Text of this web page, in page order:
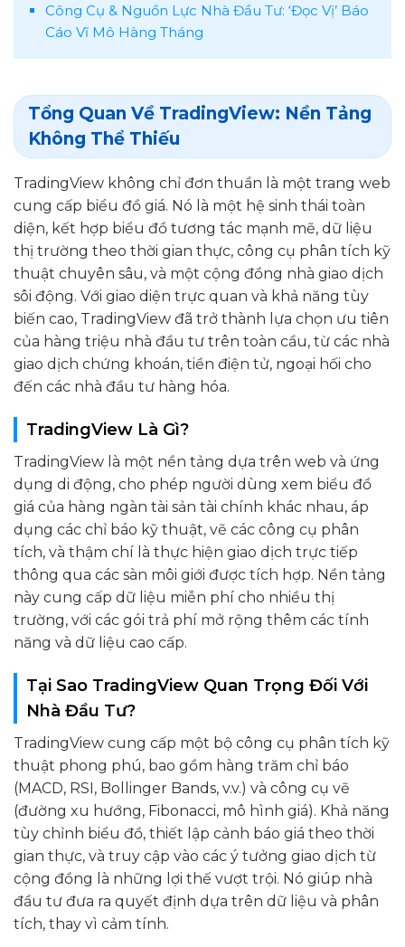
Công Cụ & Nguồn Lực Nhà Đầu Tư: ‘Đọc Vị’ Báo
Cáo Vĩ Mô Hàng Tháng
Tổng Quan Về TradingView: Nền Tảng
Không Thể Thiếu
TradingView không chỉ đơn thuần là một trang web
cung cấp biểu đồ giá. Nó là một hệ sinh thái toàn
diện, kết hợp biểu đồ tương tác mạnh mẽ, dữ liệu
thị trường theo thời gian thực, công cụ phân tích kỹ
thuật chuyên sâu, và một cộng đồng nhà giao dịch
sôi động. Với giao diện trực quan và khả năng tùy
biến cao, TradingView đã trở thành lựa chọn ưu tiên
của hàng triệu nhà đầu tư trên toàn cầu, từ các nhà
giao dịch chứng khoán, tiền điện tử, ngoại hối cho
đến các nhà đầu tư hàng hóa.
TradingView Là Gì?
TradingView là một nền tảng dựa trên web và ứng
dụng di động, cho phép người dùng xem biểu đồ
giá của hàng ngàn tài sản tài chính khác nhau, áp
dụng các chỉ báo kỹ thuật, vẽ các công cụ phân
tích, và thậm chí là thực hiện giao dịch trực tiếp
thông qua các sàn môi giới được tích hợp. Nền tảng
này cung cấp dữ liệu miễn phí cho nhiều thị
trường, với các gói trả phí mở rộng thêm các tính
năng và dữ liệu cao cấp.
Tại Sao TradingView Quan Trọng Đối Với
Nhà Đầu Tư?
TradingView cung cấp một bộ công cụ phân tích kỹ
thuật phong phú, bao gồm hàng trăm chỉ báo
(MACD, RSI, Bollinger Bands, v.v.) và công cụ vẽ
(đường xu hướng, Fibonacci, mô hình giá). Khả năng
tùy chỉnh biểu đồ, thiết lập cảnh báo giá theo thời
gian thực, và truy cập vào các ý tưởng giao dịch từ
cộng đồng là những lợi thế vượt trội. Nó giúp nhà
đầu tư đưa ra quyết định dựa trên dữ liệu và phân
tích, thay vì cảm tính.